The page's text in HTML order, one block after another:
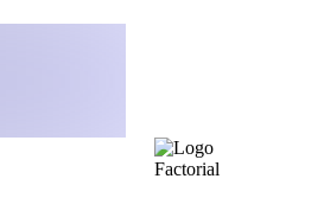
Factorial